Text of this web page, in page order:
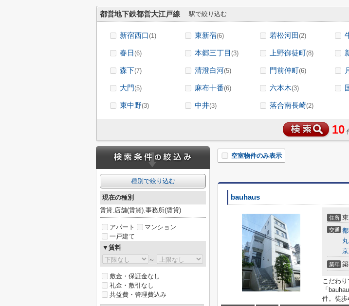
都営地下鉄都営大江戸線 駅で絞り込む
新宿西口(1) 東新宿(6) 若松河田(2)
春日(6) 本郷三丁目 (3) 上野御徒町(8)
森下(7) 清澄白河(5) 門前仲町(6)
大門(5) 麻布十番(6) 六本木(3)
東中野(3) 中井(3) 落合南長崎(2)
10
空室物件のみ表示
bauhaus
住所
交通
築年
こだわ
「
件。徒
種別で絞り込む
現在の種別
賃貸,店舗(賃貸),事務所(賃貸)
アパート
マンション
一戸建て
▼賃料
～
敷金・保証金なし
礼金・敷引なし
共益費・管理費込み